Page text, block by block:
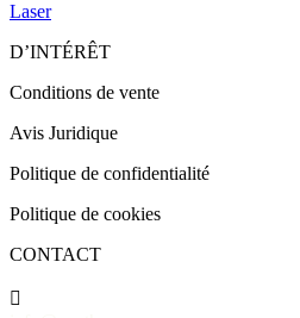
Laser
D’INTÉRÊT
Conditions de vente
Avis Juridique
Politique de confidentialité
Politique de cookies
CONTACT
